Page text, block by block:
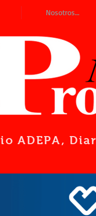
Nosotros...
ADEPA,